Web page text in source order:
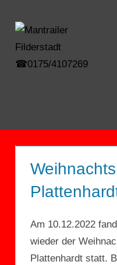
Inhalt
springen
Am 10.12.2022
wieder der
Plattenhardt statt.